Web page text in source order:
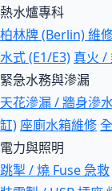
熱水爐專科
柏林牌 (Berlin) 維
水式 (E1/E3) 真火 /
緊急水務與滲漏
天花滲漏 / 牆身滲
缸) 座廁水箱維修
電力與照明
跳掣 / 燒 Fuse 急救